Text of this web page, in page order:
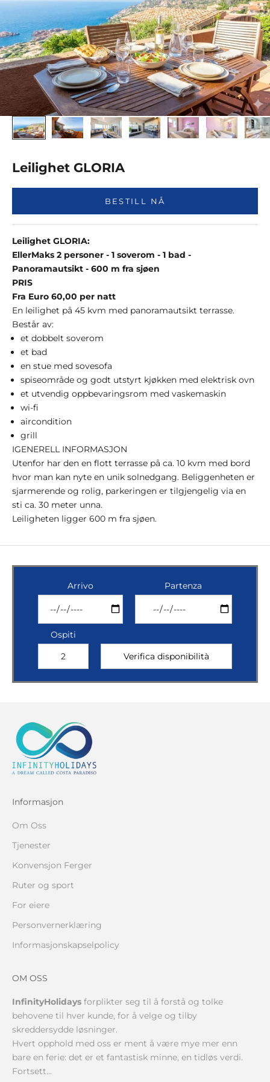
Leilighet GLORIA
BESTILL NÅ
Leilighet GLORIA:
EllerMaks 2 personer - 1 soverom - 1 bad -
Panoramautsikt - 600 m fra sjøen
PRIS
Fra Euro 60,00 per natt
En leilighet på 45 kvm med panoramautsikt terrasse.
Består av:
et dobbelt soverom
et bad
en stue med sovesofa
spiseområde og godt utstyrt kjøkken med elektrisk ovn
et utvendig oppbevaringsrom med vaskemaskin
wi-fi
aircondition
grill
IGENERELL INFORMASJON
Utenfor har den en flott terrasse på ca. 10 kvm med bord
hvor man kan nyte en unik solnedgang. Beliggenheten er
sjarmerende og rolig, parkeringen er tilgjengelig via en
sti ca. 30 meter unna.
Leiligheten ligger 600 m fra sjøen.
Arrivo Partenza
Ospiti
Informasjon
Om Oss
Tjenester
Konvensjon Ferger
Ruter og sport
For eiere
Personvernerklæring
Informasjonskapselpolicy
OM OSS
InfinityHolidays forplikter seg til å forstå og tolke
behovene til hver kunde, for å velge og tilby
skreddersydde løsninger.
Hvert opphold med oss er ment å være mye mer enn
bare en ferie: det er et fantastisk minne, en tidløs verdi.
Fortsett...